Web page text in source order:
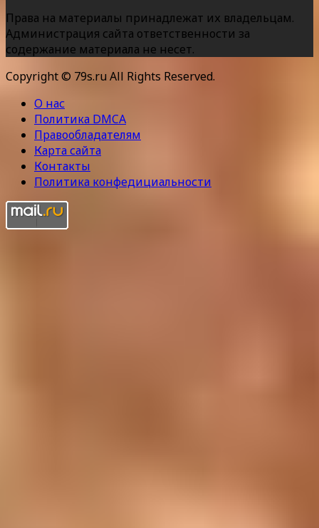
Права на материалы принадлежат их владельцам.
Администрация сайта ответственности за
содержание материала не несет.
Copyright © 79s.ru All Rights Reserved.
О нас
Политика DMCA
Правообладателям
Карта сайта
Контакты
Политика конфедициальности